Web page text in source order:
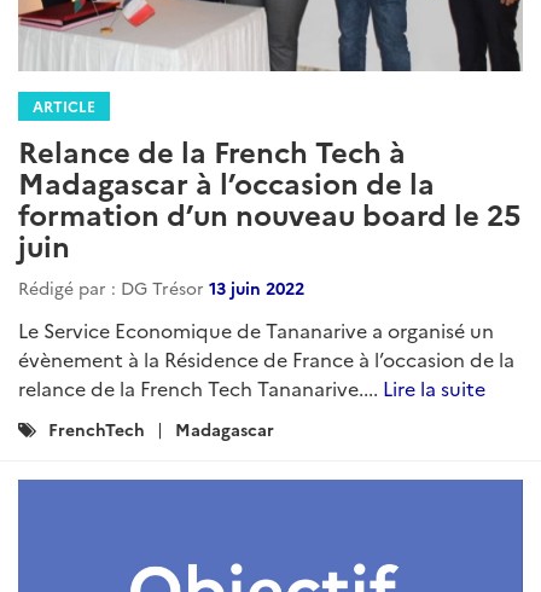
ARTICLE
Relance de la French Tech à
Madagascar à l’occasion de la
formation d’un nouveau board le 25
juin
Rédigé par : DG Trésor 13 juin 2022
Le Service Economique de Tananarive a organisé un
évènement à la Résidence de France à l’occasion de la
relance de la French Tech Tananarive.... Lire la suite
Catégories
FrenchTech Madagascar